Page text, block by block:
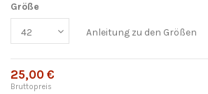
Größe
Anleitung zu den Größen
25,00 €
Bruttopreis